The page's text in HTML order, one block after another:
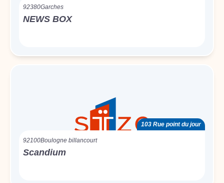
92380Garches
NEWS BOX
103 Rue point du jour
92100Boulogne billancourt
Scandium